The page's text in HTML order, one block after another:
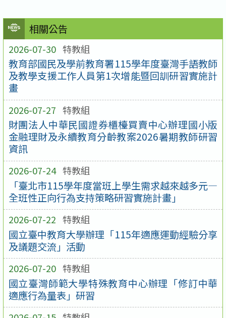
相關公告
2026-07-30 特教組
教育部國民及學前教育署115學年度臺灣手語教師
及教學支援工作人員第1次增能暨回訓研習實施計
畫
2026-07-27 特教組
財團法人中華民國證券櫃檯買賣中心辦理國小版
金融理財及永續教育分齡教案2026暑期教師研習
資訊
2026-07-24 特教組
「臺北市115學年度當班上學生需求越來越多元—
全班性正向行為支持策略研習實施計畫」
2026-07-22 特教組
國立臺中教育大學辦理「115年適應運動經驗分享
及議題交流」活動
2026-07-20 特教組
國立臺灣師範大學特殊教育中心辦理「修訂中華
適應行為量表」研習